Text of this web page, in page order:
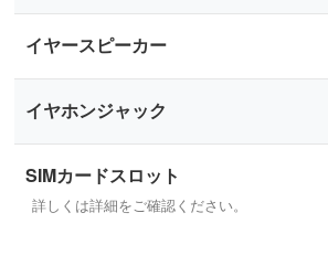
イヤースピーカー
イヤホンジャック
SIMカードスロット
詳しくは詳細をご確認ください。